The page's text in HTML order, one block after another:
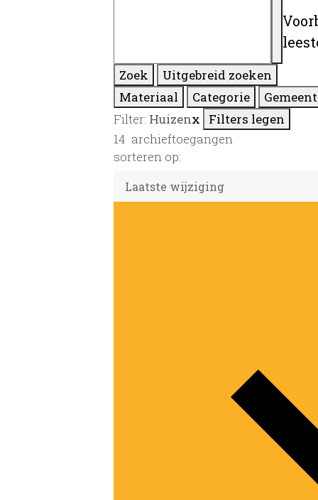
Zoek
Uitgebreid zoeken
Materiaal
Categorie
Filter: Huizenx
Filters legen
14 archieftoegangen
sorteren op: